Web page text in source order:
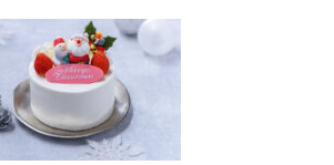
約
12cm(5名様用)